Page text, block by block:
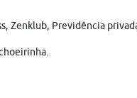
Zenklub, Previdência